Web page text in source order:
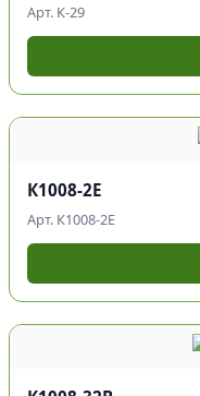
Арт. К-29
К1008-2Е
Арт. К1008-2Е